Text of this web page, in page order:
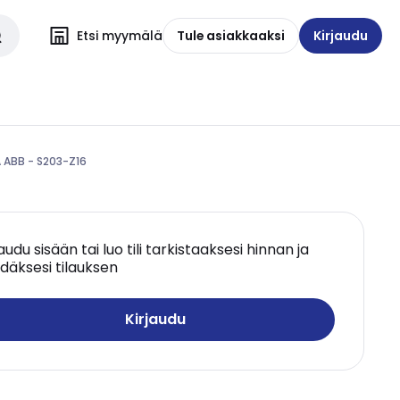
Etsi myymälä Tule asiakkaaksi Kirjaudu
- S203-Z16
sisään tai luo tili tarkistaaksesi hinnan ja
tilauksen
Kirjaudu